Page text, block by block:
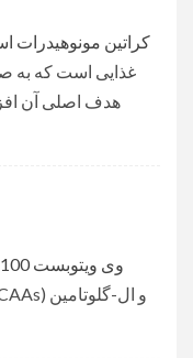
کراتین مونوهیدرات اسپرتر
غذایی است که به
هدف اصلی آن
وی ویتوبست 100%